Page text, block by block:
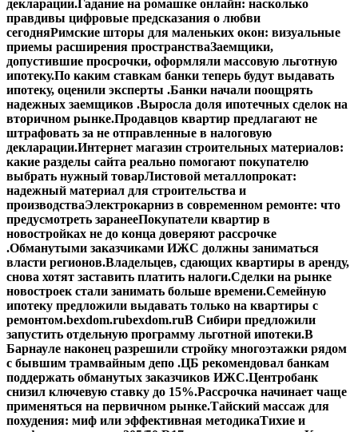
декларации.Гадание на ромашке онлайн: насколько
правдивы цифровые предсказания о любви
сегодняРимские шторы для маленьких окон: визуальные
приемы расширения пространстваЗаемщики,
допустившие просрочки, оформляли массовую льготную
ипотеку.По каким ставкам банки теперь будут выдавать
ипотеку, оценили эксперты .Банки начали поощрять
надежных заемщиков .Выросла доля ипотечных сделок на
вторичном рынке.Продавцов квартир предлагают не
штрафовать за не отправленные в налоговую
декларации.Интернет магазин строительных материалов:
какие разделы сайта реально помогают покупателю
выбрать нужный товарЛистовой металлопрокат:
надежный материал для строительства и
производстваЭлектрокарниз в современном ремонте: что
предусмотреть заранееПокупатели квартир в
новостройках не до конца доверяют рассрочке
.Обманутыми заказчиками ИЖС должны заниматься
власти регионов.Владельцев, сдающих квартиры в аренду,
снова хотят заставить платить налоги.Сделки на рынке
новостроек стали занимать больше времени.Семейную
ипотеку предложили выдавать только на квартиры с
ремонтом.bexdom.rubexdom.ruВ Сибири предложили
запустить отдельную программу льготной ипотеки.В
Барнауле наконец разрешили стройку многоэтажки рядом
с бывшим трамвайным депо .ЦБ рекомендовал банкам
поддержать обманутых заказчиков ИЖС.Центробанк
снизил ключевую ставку до 15%.Рассрочка начинает чаще
применяться на первичном рынке.Тайский массаж для
похудения: миф или эффективная методикаТихие и